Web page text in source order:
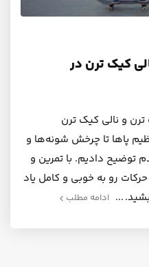
کیک ترن در
و نالی کیک ترن
پاها تا چرخش شونه‌ها و
توضیح دادیم. با تمرین و
رو به خوبی و کامل یاد
ادامه مطلب